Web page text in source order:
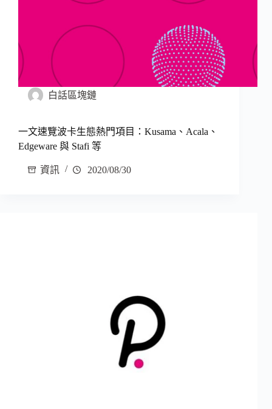
白話區塊鏈
一文速覽波卡生態熱門項目：Kusama、Acala、
Edgeware 與 Stafi 等
資訊 2020/08/30